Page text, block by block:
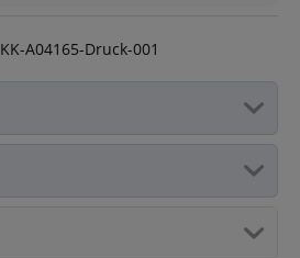
KK-A04165-Druck-001